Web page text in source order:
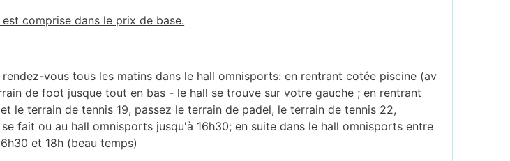
comprise dans le prix de base.
rendez-vous tous les matins dans le hall omnisports: en rentrant cotée piscine (av
de foot jusque tout en bas - le hall se trouve sur votre gauche ; en rentrant
terrain de tennis 19, passez le terrain de padel, le terrain de tennis 22,
fait ou au hall omnisports jusqu'à 16h30; en suite dans le hall omnisports entre
et 18h (beau temps)